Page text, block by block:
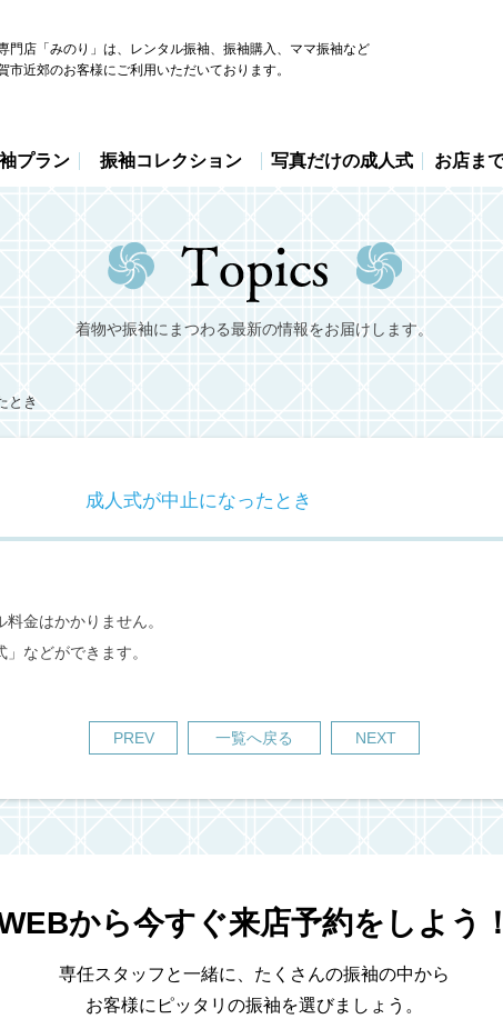
門店「みのり」は、レンタル振袖、振袖購入、ママ振袖など
市近郊のお客様にご利用いただいております。
プラン 振袖コレクション 写真だけの成人式 お店ま
着物や振袖にまつわる最新の情報をお届けします。
とき
成人式が中止になったとき
金はかかりません。
などができます。
PREV 一覧へ戻る NEXT
から今すぐ来店予約をしよう
専任スタッフと一緒に、たくさんの振袖の中から
お客様にピッタリの振袖を選びましょう。